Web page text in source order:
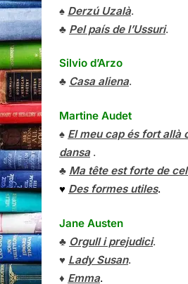
♠ Derzú Uzalà.
♣ Pel país de l’Ussuri.
Silvio d’Arzo
♣ Casa aliena.
Martine Audet
♠ El meu cap és fort allà
dansa.
♣ Ma tête est forte de
♥ Des formes utiles.
Jane Austen
♣ Orgull i prejudici.
♥ Lady Susan.
♦ Emma.